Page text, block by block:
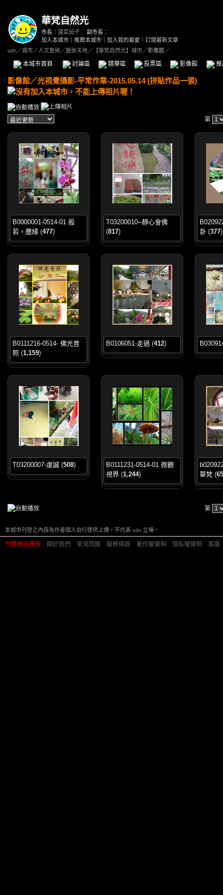
華梵自然光
市長： 菠菜茄子
副市長：
加入本城市
推薦本城市 加入我的最愛
訂閱最新文章
udn／城市／人文藝術／藝術天地／ 【華梵自然光】城市／影像館／
本城市首頁 討論區 精華區 投票區 影像館
影像館／光視覺攝影-平常作業-2015.05.14 (拼貼作品一張)
第
B0000001-0514-01 般
若。塵緣 (477)
T03200010--靜心會佛
(817)
卦 (377)
B0111216-0514- 佛光普
照 (1,159)
B0106051-走過 (412)
T03200007-虔誠 (508)
B0111231-0514-01 微觀
視界 (1,244)
華梵 (
第
本城市刊登之內容為作者個人自行提供上傳，不代表 udn 立場。
刊登網站廣告 關於我們 常見問題 服務條款 著作權聲明 隱私權聲明 客服